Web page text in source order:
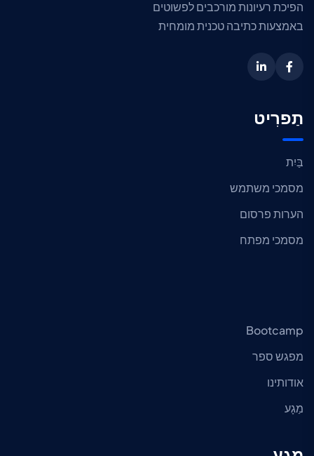
הפיכת רעיונות מורכבים לפשוטים
באמצעות כתיבה טכנית מומחית
תַפרִיט
בַּיִת
מסמכי משתמש
הערות פרסום
מסמכי מפתח
Bootcamp
מפגש ספר
אודותינו
מַגָע